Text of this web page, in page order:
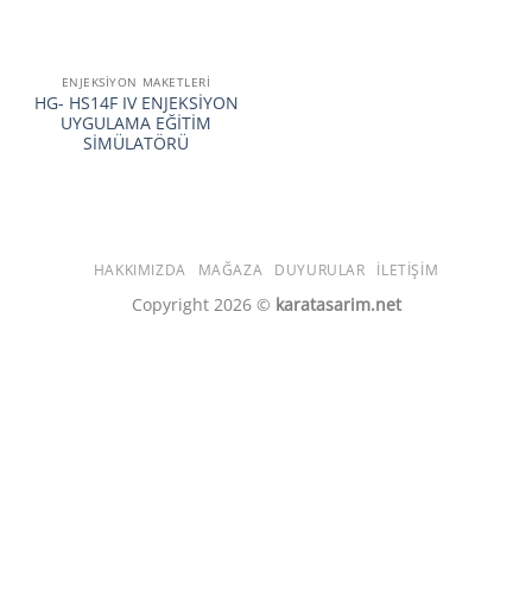
ENJEKSİYON MAKETLERİ
HG- HS14F IV ENJEKSİYON
UYGULAMA EĞİTİM
SİMÜLATÖRÜ
HAKKIMIZDA MAĞAZA DUYURULAR İLETIŞIM
Copyright 2026 © karatasarim.net